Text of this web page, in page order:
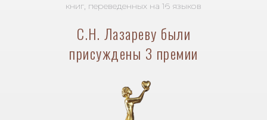
С.Н. Лазареву были
присуждены 3 премии
книг, переведенных на 16 языков